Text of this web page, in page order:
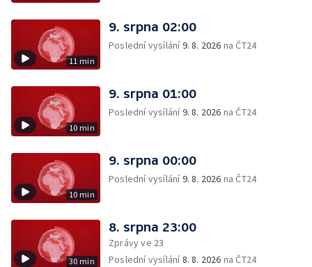
11 min
9. srpna 02:00
Poslední vysílání9. 8. 2026 na ČT24
10 min
9. srpna 01:00
Poslední vysílání9. 8. 2026 na ČT24
10 min
9. srpna 00:00
Poslední vysílání9. 8. 2026 na ČT24
30 min
8. srpna 23:00
Zprávy ve 23
Poslední vysílání8. 8. 2026 na ČT24